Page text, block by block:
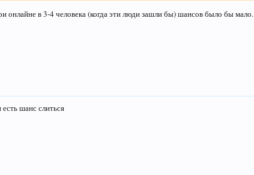
онлайне в 3-4 человека (когда эти люди зашли бы) шансов было бы мало.
есть шанс слиться